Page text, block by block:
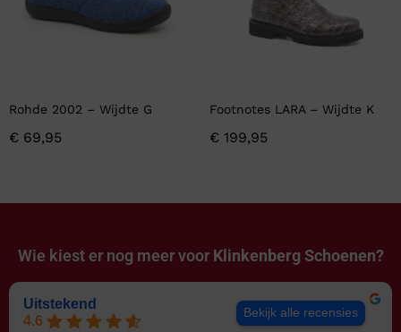
Rohde 2002 – Wijdte G
€ 69,95
Footnotes LARA – Wijdte K
€ 199,95
Wie kiest er nog meer voor Klinkenberg Schoenen?
Uitstekend
4.6
Bekijk alle recensies